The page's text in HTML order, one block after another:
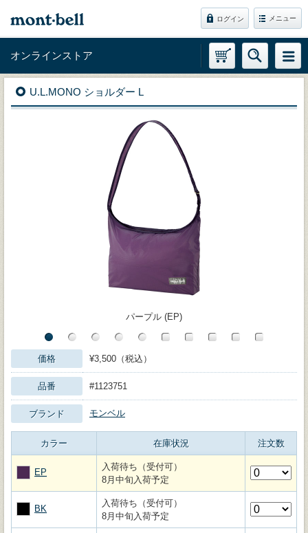
ログイン メニュー
オンラインストア
U.L.MONO ショルダー L
パープル (EP)
価格 ¥3,500（税込）
品番 #1123751
ブランド モンベル
カラー 在庫状況 注文数
EP
入荷待ち（受付可）
8月中旬入荷予定
BK
入荷待ち（受付可）
8月中旬入荷予定